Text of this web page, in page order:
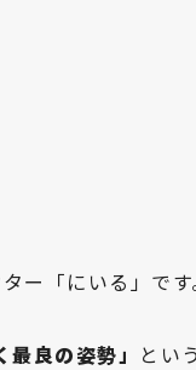
ー「にいる」です
最良の姿勢」 とい